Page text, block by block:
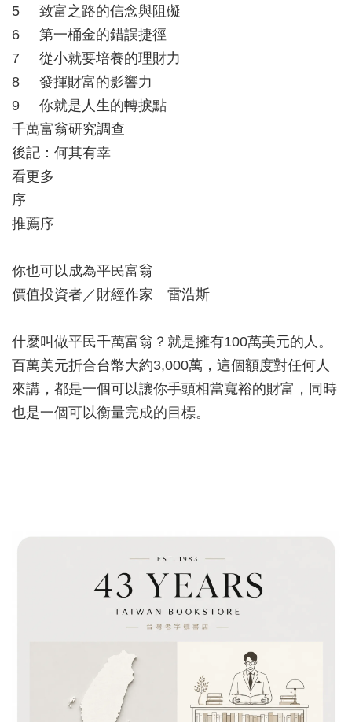
5 致富之路的信念與阻礙
6 第一桶金的錯誤捷徑
7 從小就要培養的理財力
8 發揮財富的影響力
9 你就是人生的轉捩點
千萬富翁研究調查
後記：何其有幸
看更多
序
推薦序
你也可以成為平民富翁
價值投資者／財經作家 雷浩斯
什麼叫做平民千萬富翁？就是擁有100萬美元的人。
百萬美元折合台幣大約3,000萬，這個額度對任何人
來講，都是一個可以讓你手頭相當寬裕的財富，同時
也是一個可以衡量完成的目標。